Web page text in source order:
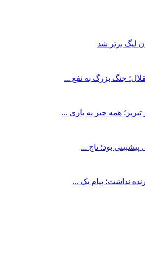
لیگ برتر شد
جنگ بزرگ به نفع ...
همه چیز به بازی ...
پیشبینی بود؛ تاج ...
نداشت؛ پیام یک ...